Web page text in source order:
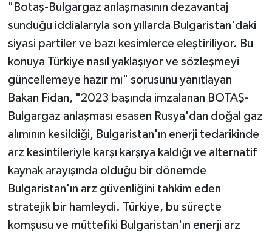
"Botaş-Bulgargaz anlaşmasının dezavantaj
sunduğu iddialarıyla son yıllarda Bulgaristan'daki
siyasi partiler ve bazı kesimlerce eleştiriliyor. Bu
konuya Türkiye nasıl yaklaşıyor ve sözleşmeyi
güncellemeye hazır mı" sorusunu yanıtlayan
Bakan Fidan, "2023 başında imzalanan BOTAŞ-
Bulgargaz anlaşması esasen Rusya'dan doğal gaz
alımının kesildiği, Bulgaristan'ın enerji tedarikinde
arz kesintileriyle karşı karşıya kaldığı ve alternatif
kaynak arayışında olduğu bir dönemde
Bulgaristan'ın arz güvenliğini tahkim eden
stratejik bir hamleydi. Türkiye, bu süreçte
komşusu ve müttefiki Bulgaristan'ın enerji arz